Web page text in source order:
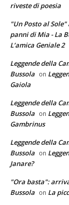
riveste di poesia
"Un Posto al
panni di Mia - La
L’amica Geniale 2
Leggende della
Bussola on
Gaiola
Leggende della
Bussola on
Gambrinus
Leggende della
Bussola on
Janare?
"Ora basta":
Bussola on La